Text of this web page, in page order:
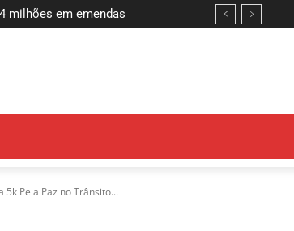
em emendas
do sistema de combate
Pela Paz no Trânsito...